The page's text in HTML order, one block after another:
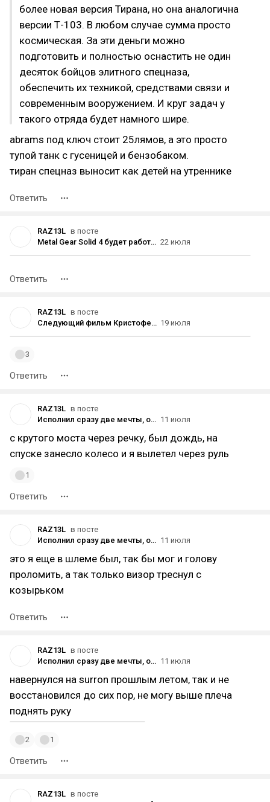
более новая версия Тирана, но она аналогична
версии Т-103. В любом случае сумма просто
космическая. За эти деньги можно
подготовить и полностью оснастить не один
десяток бойцов элитного спецназа,
обеспечить их техникой, средствами связи и
современным вооружением. И круг задач у
такого отряда будет намного шире.
abrams под ключ стоит 25лямов, а это просто
тупой танк с гусеницей и бензобаком.
тиран спецназ выносит как детей на утреннике
Ответить
RAZ13L в посте
Metal Gear Solid 4 будет работать в 60 fps на ПК и всех актуальных консолях 22 июля
Ответить
RAZ13L в посте
Следующий фильм Кристофера Нолана выйдет «как минимум через три года» 19 июля
3
Ответить
RAZ13L в посте
Исполнил сразу две мечты, одной 7 лет, другой больше 10 [МИДЛ] 11 июля
с крутого моста через речку, был дождь, на
спуске занесло колесо и я вылетел через руль
1
Ответить
RAZ13L в посте
Исполнил сразу две мечты, одной 7 лет, другой больше 10 [МИДЛ] 11 июля
это я еще в шлеме был, так бы мог и голову
проломить, а так только визор треснул с
козырьком
Ответить
RAZ13L в посте
Исполнил сразу две мечты, одной 7 лет, другой больше 10 [МИДЛ] 11 июля
навернулся на surron прошлым летом, так и не
восстановился до сих пор, не могу выше плеча
поднять руку
2 1
Ответить
RAZ13L в посте